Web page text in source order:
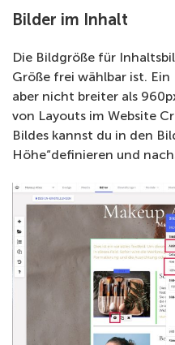
Bilder im Inhalt
Die Bildgröße für
Größe frei wählbar ist.
aber nicht breiter als
von Layouts im Website
Bildes kannst du in den
Höhe“definieren und